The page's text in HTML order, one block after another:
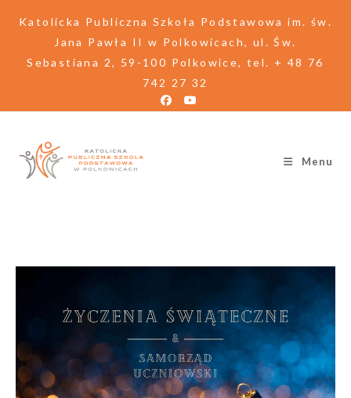
Katolicka Publiczna Szkoła Podstawowa im. św.
Jana Pawła II w Polkowicach, ul. Św.
Sebastiana 2, 59-100 Polkowice, tel. + 48 76
742 27 32
Menu